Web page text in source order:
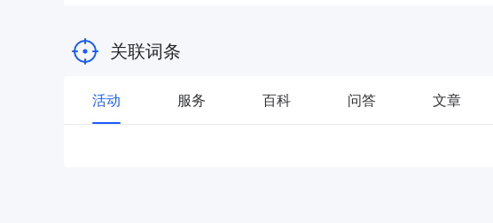
关联词条
活动 服务 百科 问答 文章